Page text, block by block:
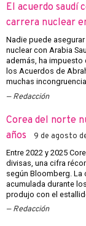
El acuerdo saudí
carrera nuclear
Nadie puede
nuclear con Arabia
además, ha impuesto
los Acuerdos de
muchas
Redacción
Corea del norte
años
9 de agosto
Entre 2022 y 2025
divisas, una cifra
según Bloomberg. La
acumulada durante
produjo con el
Redacción